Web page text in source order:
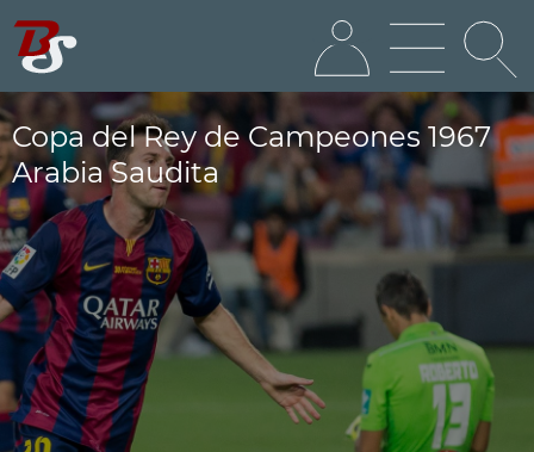
Copa del Rey de Campeones 1967
Arabia Saudita